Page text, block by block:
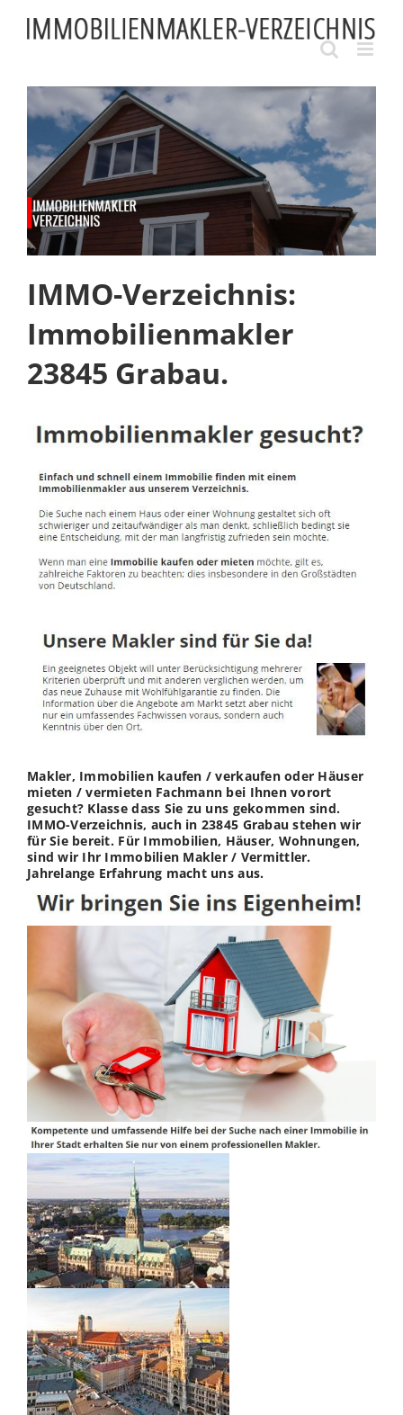
content
IMMO-Verzeichnis:
Immobilienmakler
23845 Grabau.
Makler, Immobilien kaufen / verkaufen oder Häuser
mieten / vermieten Fachmann bei Ihnen vorort
gesucht? Klasse dass Sie zu uns gekommen sind.
IMMO-Verzeichnis, auch in 23845 Grabau stehen wir
für Sie bereit. Für Immobilien, Häuser, Wohnungen,
sind wir Ihr Immobilien Makler / Vermittler.
Jahrelange Erfahrung macht uns aus.